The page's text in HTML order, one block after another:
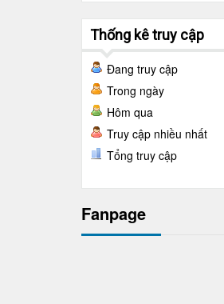
Thống kê truy cập
Đang truy cập
Trong ngày
Hôm qua
Truy cập nhiều nhất
Tổng truy cập
Fanpage